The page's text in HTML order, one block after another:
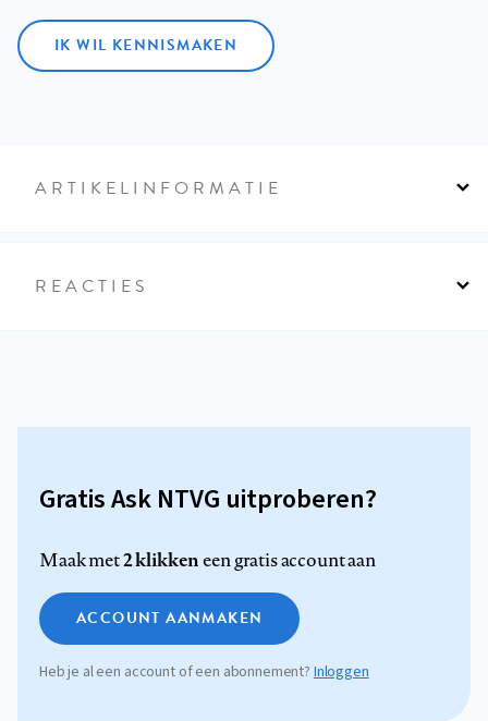
IK WIL KENNISMAKEN
ARTIKELINFORMATIE
REACTIES
Gratis Ask NTVG uitproberen?
Maak met2 klikkeneen gratis account aan
ACCOUNT AANMAKEN
Heb je al een account of een abonnement?Inloggen